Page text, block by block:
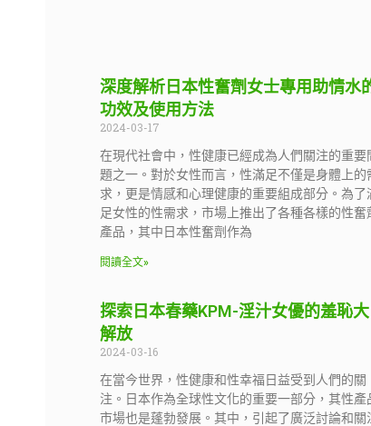
深度解析日本性奮劑女士專用助情水
功效及使用方法
2024-03-17
在現代社會中，性健康已經成為人們關注的重要
題之一。對於女性而言，性滿足不僅是身體上的
求，更是情感和心理健康的重要組成部分。為了
足女性的性需求，市場上推出了各種各樣的性奮
產品，其中日本性奮劑作為
閱讀全文»
探索日本春藥KPM-淫汁女優的羞恥大
解放
2024-03-16
在當今世界，性健康和性幸福日益受到人們的關
注。日本作為全球性文化的重要一部分，其性產
市場也是蓬勃發展。其中，引起了廣泛討論和關